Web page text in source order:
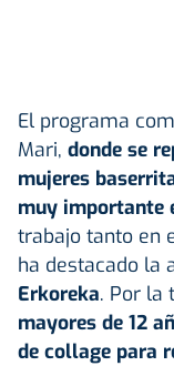
El programa
Mari, donde se
mujeres
muy importante
trabajo tanto en
ha destacado la
Erkoreka. Por la
mayores de 12
de collage para